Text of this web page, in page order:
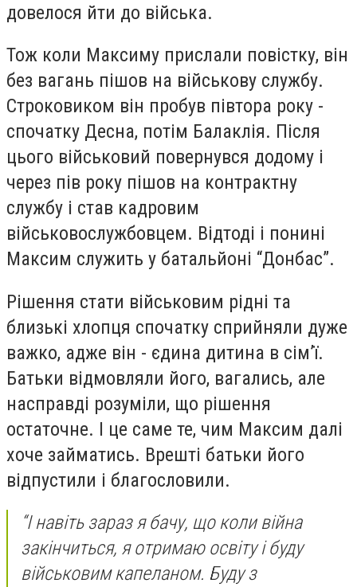
довелося йти до війська.
Тож коли Максиму прислали повістку, він
без вагань пішов на військову службу.
Строковиком він пробув півтора року -
спочатку Десна, потім Балаклія. Після
цього військовий повернувся додому і
через пів року пішов на контрактну
службу і став кадровим
військовослужбовцем. Відтоді і понині
Максим служить у батальйоні “Донбас”.
Рішення стати військовим рідні та
близькі хлопця спочатку сприйняли дуже
важко, адже він - єдина дитина в сімʼї.
Батьки відмовляли його, вагались, але
насправді розуміли, що рішення
остаточне. І це саме те, чим Максим далі
хоче займатись. Врешті батьки його
відпустили і благословили.
“І навіть зараз я бачу, що коли війна
закінчиться, я отримаю освіту і буду
військовим капеланом. Буду з